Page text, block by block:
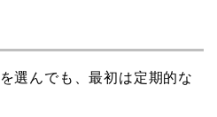
選んでも、最初は定期的な